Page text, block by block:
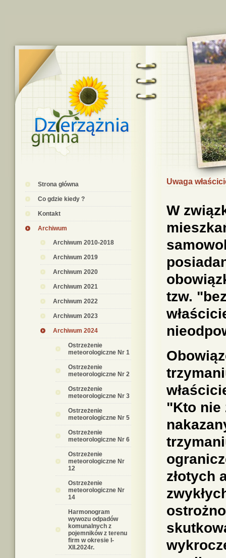
Strona główna
Co gdzie kiedy ?
Kontakt
Archiwum
Archiwum 2010-2018
Archiwum 2019
Archiwum 2020
Archiwum 2021
Archiwum 2022
Archiwum 2023
Archiwum 2024
Ostrzeżenie
meteorologiczne Nr 1
Ostrzeżenie
meteorologiczne Nr 2
Ostrzeżenie
meteorologiczne Nr 3
Ostrzeżenie
meteorologiczne Nr 5
Ostrzeżenie
meteorologiczne Nr 6
Ostrzeżenie
meteorologiczne Nr
12
Ostrzeżenie
meteorologiczne Nr
14
Harmonogram
wywozu odpadów
komunalnych z
pojemników z terenu
firm w okresie I-
XII.2024r.
Uwaga
W
tzw.
"Kto nie
złotych